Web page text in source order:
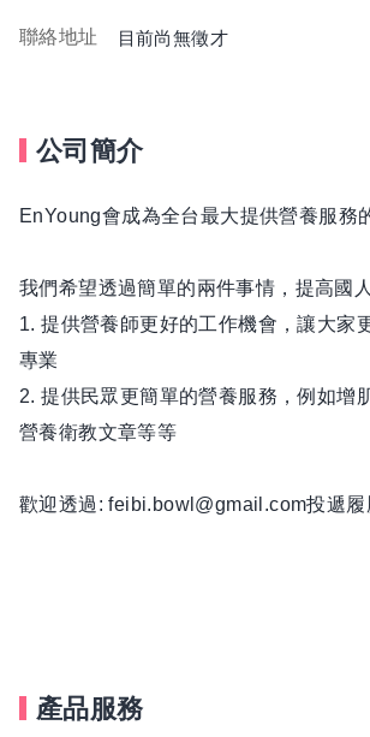
聯絡地址 目前尚無徵才
公司簡介
EnYoung會成為全台最大提供營養服務
我們希望透過簡單的兩件事情，提高國
1. 提供營養師更好的工作機會，讓大家
專業
2. 提供民眾更簡單的營養服務，例如增
營養衛教文章等等
歡迎透過: feibi.bowl@gmail.com投遞履
產品服務